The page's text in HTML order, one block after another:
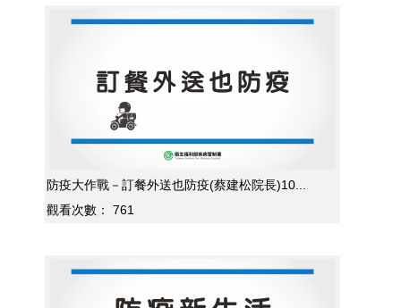
防疫大作戰－訂餐外送也防疫(蔡建松院長)10...
觀看次數：
761